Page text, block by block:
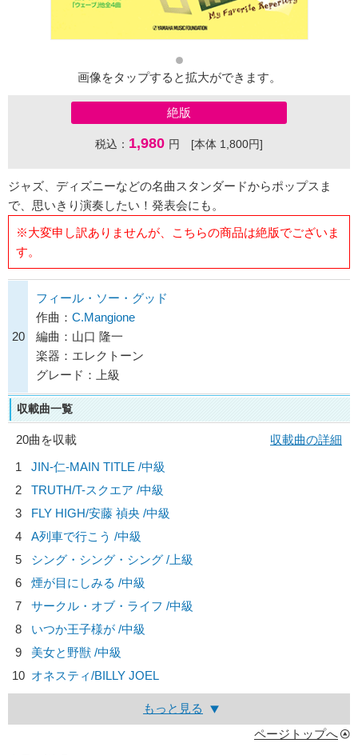
画像をタップすると拡大ができます。
絶版
税込： 1,980 円 [本体 1,800円]
ジャズ、ディズニーなどの名曲スタンダードからポップスま
で、思いきり演奏したい！発表会にも。
※大変申し訳ありませんが、こちらの商品は絶版でございま
す。
20
フィール・ソー・グッド
作曲： C.Mangione
編曲：山口 隆一
楽器：エレクトーン
グレード：上級
収載曲一覧
20曲を収載
収載曲の詳細
1
JIN-仁-MAIN TITLE /中級
2
TRUTH/T-スクエア /中級
3
FLY HIGH/安藤 禎央 /中級
4
A列車で行こう /中級
5
シング・シング・シング /上級
6
煙が目にしみる /中級
7
サークル・オブ・ライフ /中級
8
いつか王子様が /中級
9
美女と野獣 /中級
10 オネスティ/BILLY JOEL
もっと見る
ページトップへ